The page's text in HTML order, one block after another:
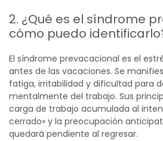
2. ¿Qué es el síndrome
cómo puedo
El síndrome prevacacional es el
antes de las vacaciones. Se
fatiga, irritabilidad y dificultad para
mentalmente del trabajo. Sus
carga de trabajo acumulada al
cerrado» y la preocupación
quedará pendiente al regresar.